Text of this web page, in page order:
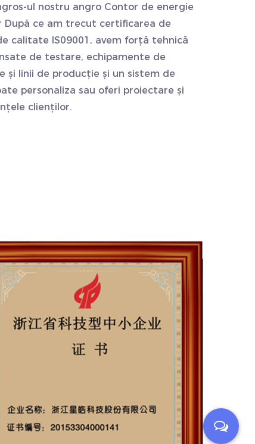
ul nostru angro Contor de energie
După ce am trecut certificarea de
calitate IS09001, avem forță tehnică
de testare, echipamente de
linii de producție și un sistem de
personaliza sau oferi proiectare și
clienților.